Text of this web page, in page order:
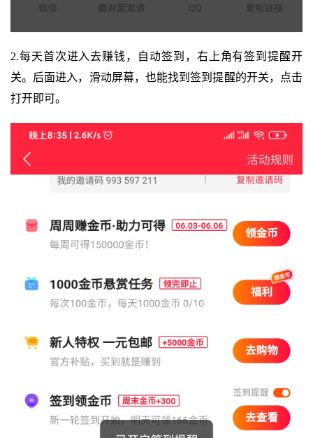
2.每天首次进入去赚钱，自动签到，右上角有签到提醒开
关。后面进入，滑动屏幕，也能找到签到提醒的开关，点击
打开即可。